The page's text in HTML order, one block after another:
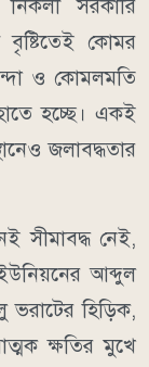
সরকারি
বৃষ্টিতেই কোমর
ও কোমলমতি
হচ্ছে। একই
জলাবদ্ধতার
সীমাবদ্ধ নেই,
আব্দুল
ভরাটের হিড়িক,
ক্ষতির মুখে